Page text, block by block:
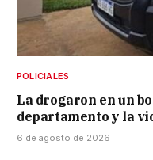
POLICIALES
La drogaron en un
departamento y la
6 de agosto de 2026